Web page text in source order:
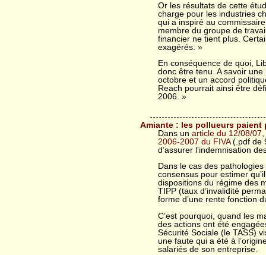
Or les résultats de cette
charge pour les industries
qui a inspiré au
membre du groupe de
financier ne tient plus.
exagérés. »
En conséquence de quoi,
donc être tenu. A savoir
octobre et un accord
Reach pourrait ainsi être
2006. »
Amiante : les pollueurs paient
Dans unarticle du 12/08/07
2006-2007 du FIVA(.pdf de
d’assurer l’indemnisation
Dans le cas des
consensus pour estimer
dispositions du régime des
TIPP (taux d’invalidité
forme d’une rente fonction
C’est pourquoi, quand les
des actions ont été
Sécurité Sociale (le TASS)
une faute qui a été à
salariés de son entreprise.